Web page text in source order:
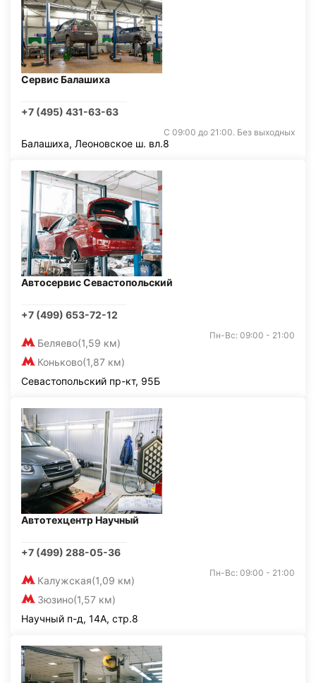
Сервис Балашиха
+7 (495) 431-63-63
С 09:00 до 21:00. Без выходных
Балашиха, Леоновское ш. вл.8
Автосервис Севастопольский
+7 (499) 653-72-12
Беляево(1,59 км)
Коньково(1,87 км)
Пн-Вс: 09:00 - 21:00
Севастопольский пр-кт, 95Б
Автотехцентр Научный
+7 (499) 288-05-36
Калужская(1,09 км)
Зюзино(1,57 км)
Пн-Вс: 09:00 - 21:00
Научный п-д, 14А, стр.8